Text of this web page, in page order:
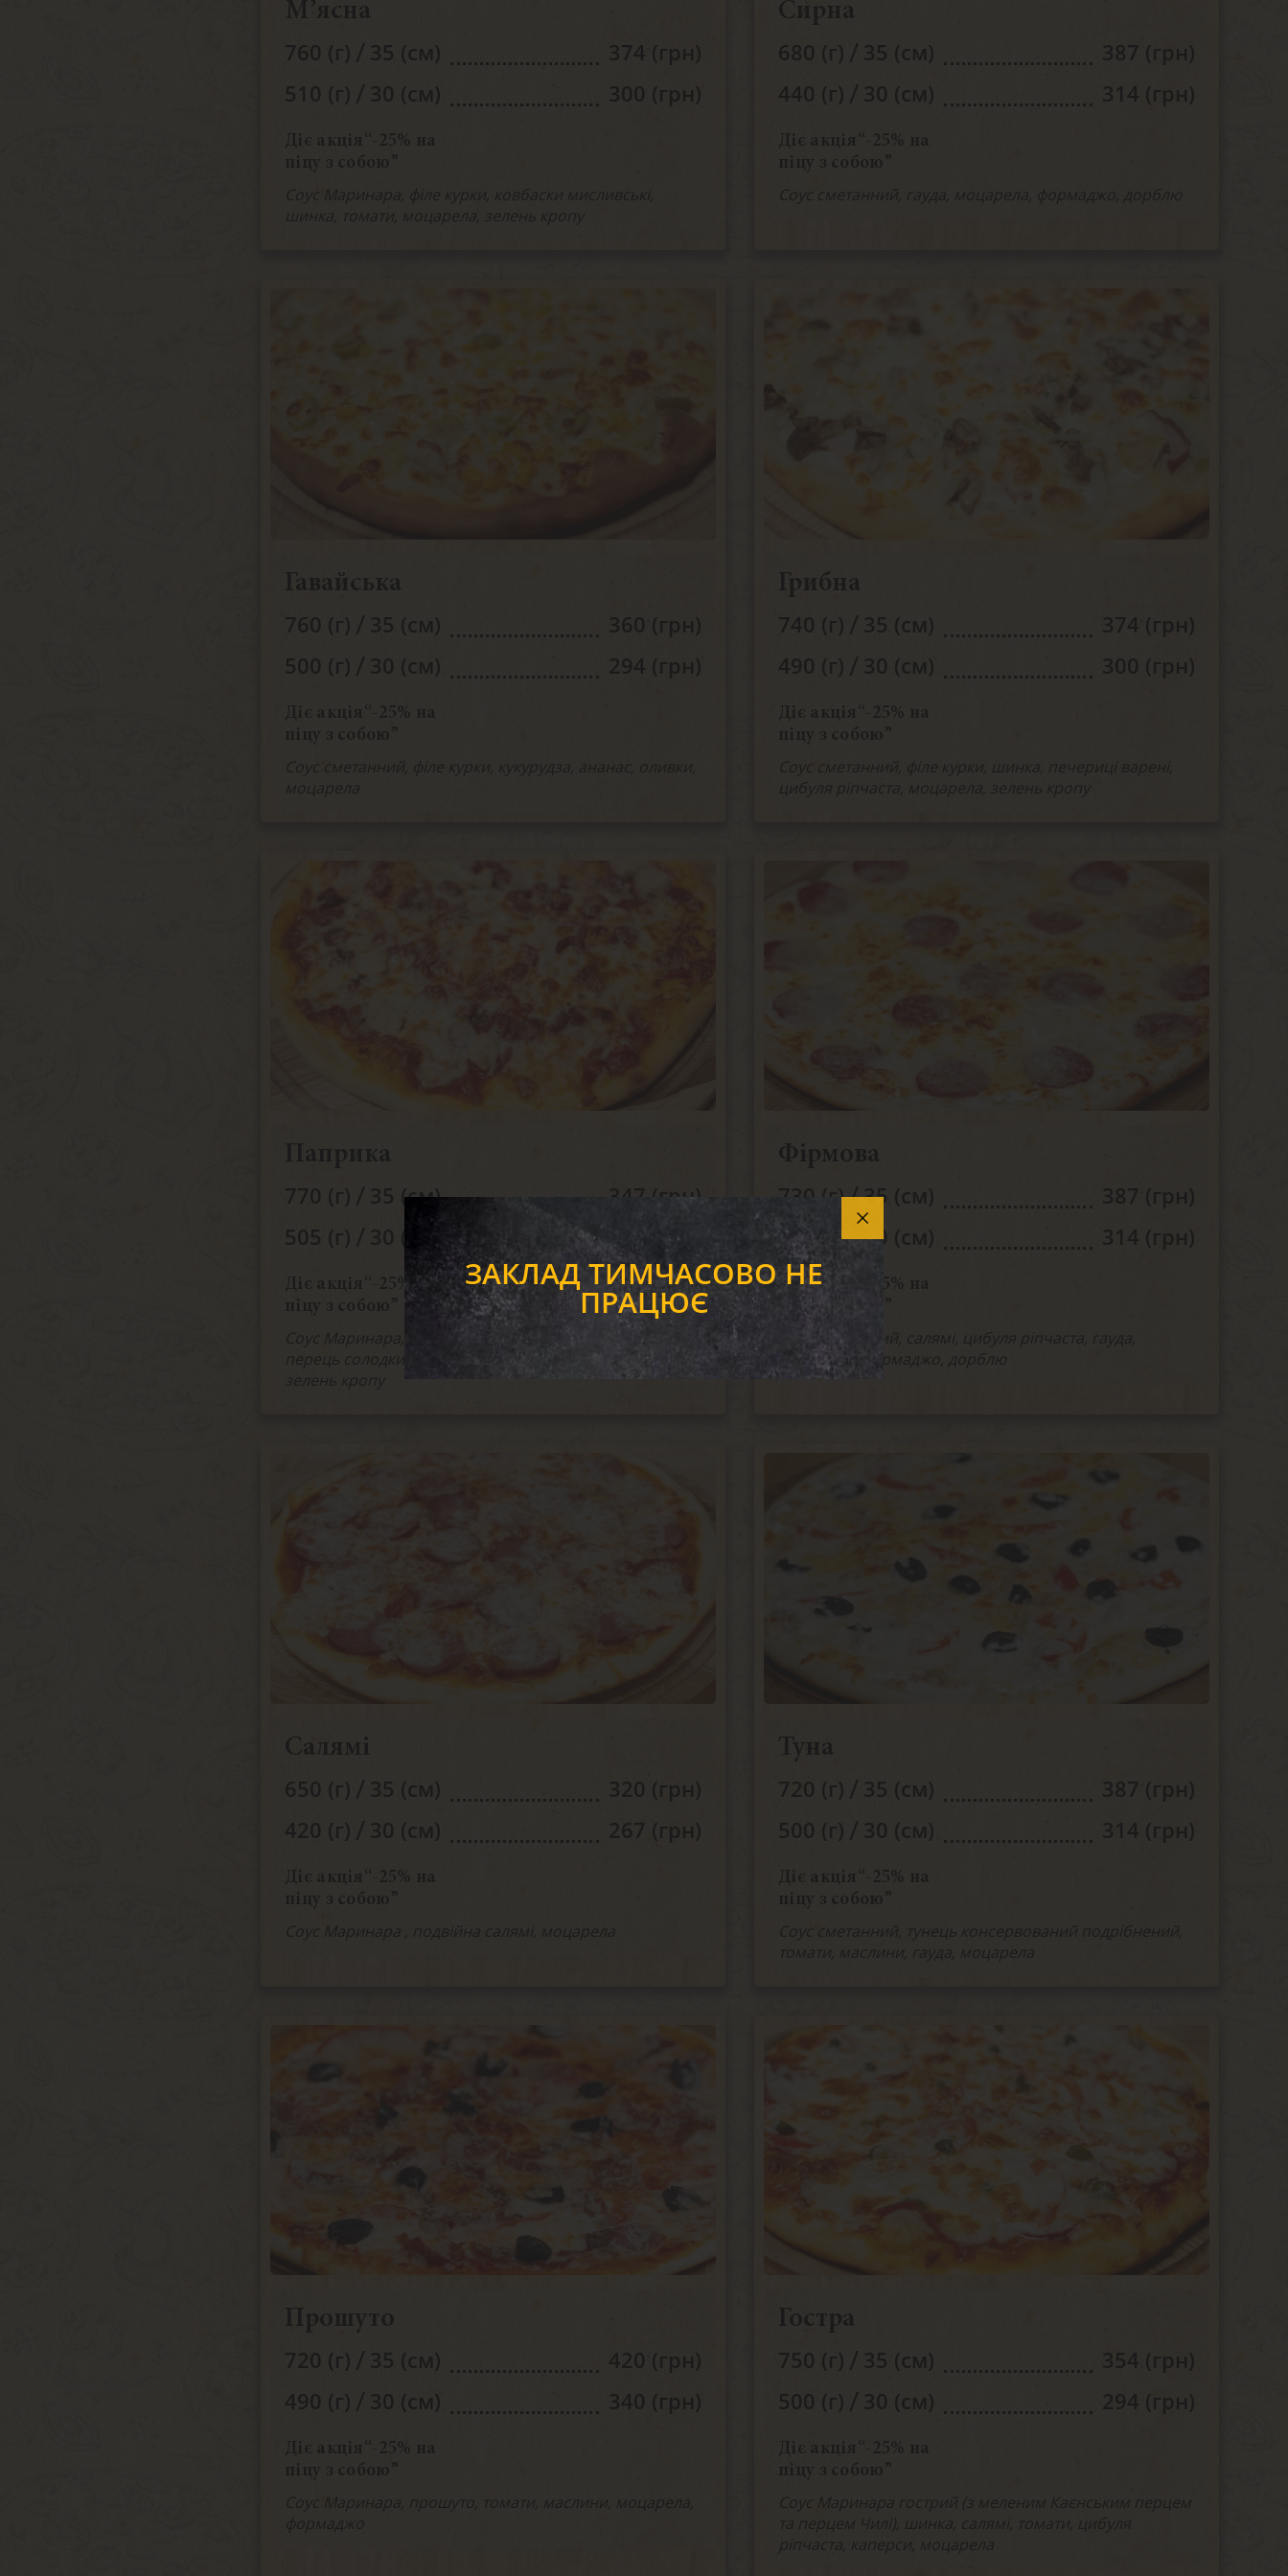
М’ясна
760 (г) / 35 (см)
374 (грн)
510 (г) / 30 (см) 300 (грн)
Діє акція“-25% на
піцу з собою”
Соус Маринара, філе курки, ковбаски мисливські,
шинка, томати, моцарела, зелень кропу
Сирна
680 (г) / 35 (см)
387 (грн)
440 (г) / 30 (см) 314 (грн)
Діє акція“-25% на
піцу з собою”
Соус сметанний, гауда, моцарела, формаджо, дорблю
Гавайська
760 (г) / 35 (см)
360 (грн)
500 (г) / 30 (см) 294 (грн)
Діє акція“-25% на
піцу з собою”
Соус сметанний, філе курки, кукурудза, ананас, оливки,
моцарела
Грибна
740 (г) / 35 (см)
374 (грн)
490 (г) / 30 (см) 300 (грн)
Діє акція“-25% на
піцу з собою”
Соус сметанний, філе курки, шинка, печериці варені,
цибуля ріпчаста, моцарела, зелень кропу
Паприка
770 (г) / 35 (см)
347 (грн)
505 (г) / 30 (см) 287 (грн)
Діє акція“-25% на
піцу з собою”
Соус Маринара, філе курки, ковбаски мисливські,
перець солодкий тушений з цибулею, моцарела,
зелень кропу
Фірмова
730 (г)/35 (см)
387 (грн)
495 (г)/30 (см) 314 (грн)
Діє акція“-25% на
піцу з собою”
Соус сметанний, салямі, цибуля ріпчаста, гауда,
моцарела, формаджо, дорблю
Салямі
650 (г) / 35 (см)
320 (грн)
420 (г) / 30 (см) 267 (грн)
Діє акція“-25% на
піцу з собою”
Соус Маринара , подвійна салямі, моцарела
Туна
720 (г) / 35 (см)
387 (грн)
500 (г) / 30 (см) 314 (грн)
Діє акція“-25% на
піцу з собою”
Соус сметанний, тунець консервований подрібнений,
томати, маслини, гауда, моцарела
Прошуто
720 (г) / 35 (см)
420 (грн)
490 (г) / 30 (см) 340 (грн)
Діє акція“-25% на
піцу з собою”
Соус Маринара, прошуто, томати, маслини, моцарела,
формаджо
Гостра
750 (г) / 35 (см)
354 (грн)
500 (г) / 30 (см) 294 (грн)
Діє акція“-25% на
піцу з собою”
Соус Маринара гострий (з меленим Каєнським перцем
та перцем Чилі), шинка, салямі, томати, цибуля
ріпчаста, каперси, моцарела
ЗАКЛАД ТИМЧАСОВО НЕ
ПРАЦЮЄ